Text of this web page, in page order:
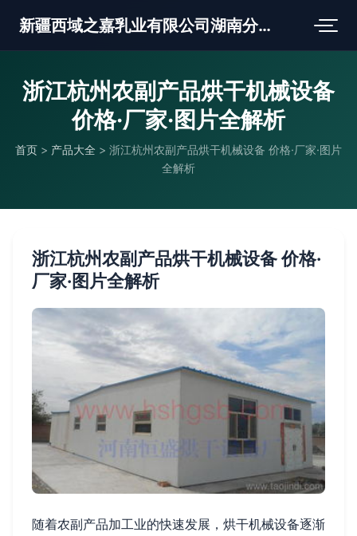
新疆西域之嘉乳业有限公司湖南分公司
浙江杭州农副产品烘干机械设备
价格·厂家·图片全解析
首页 > 产品大全 > 浙江杭州农副产品烘干机械设备 价格·厂家·图片
全解析
浙江杭州农副产品烘干机械设备 价格·
厂家·图片全解析
随着农副产品加工业的快速发展，烘干机械设备逐渐